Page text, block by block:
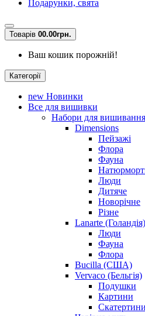
Подарунки, свята
Товарів 00.00грн.
Ваш кошик порожній!
Категорії
new Новинки
Все для вишивки
Набори для вишивання
Dimensions
Пейзажі
Флора
Фауна
Люди
Дитяче
Новорічне
Різне
Lanarte (Голандія)
Люди
Фауна
Флора
Bucilla (США)
Vervaco (Бельгія)
Подушки
Картини